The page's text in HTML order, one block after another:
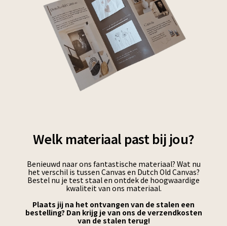
Welk materiaal past bij jou?
Benieuwd naar ons fantastische materiaal? Wat nu
het verschil is tussen Canvas en Dutch Old Canvas?
Bestel nu je test staal en ontdek de hoogwaardige
kwaliteit van ons materiaal.
Plaats jij na het ontvangen van de stalen een
bestelling? Dan krijg je van ons de verzendkosten
van de stalen terug!